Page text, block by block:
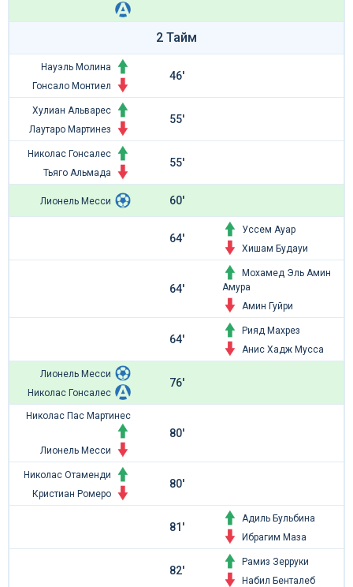
2 Тайм
Науэль Молина
Гонсало Монтиел
46'
Хулиан Альварес
Лаутаро Мартинез
55'
Николас Гонсалес
Тьяго Альмада
55'
Лионель Месси 60'
64'
Уссем Ауар
Хишам Будауи
64'
Мохамед Эль Амин
Амура
Амин Гуйри
64'
Рияд Махрез
Анис Хадж Мусса
Лионель Месси
Николас Гонсалес
76'
Николас Пас Мартинес
Лионель Месси
80'
Николас Отаменди
Кристиан Ромеро
80'
81'
Адиль Бульбина
Ибрагим Маза
82'
Рамиз Зерруки
Набил Бенталеб